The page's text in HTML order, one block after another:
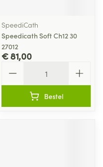
SpeediCath
Speedicath Soft Ch12 30
27012
€ 81,00
Bestel